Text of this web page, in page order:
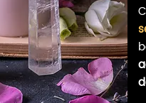
Ajouter au panier